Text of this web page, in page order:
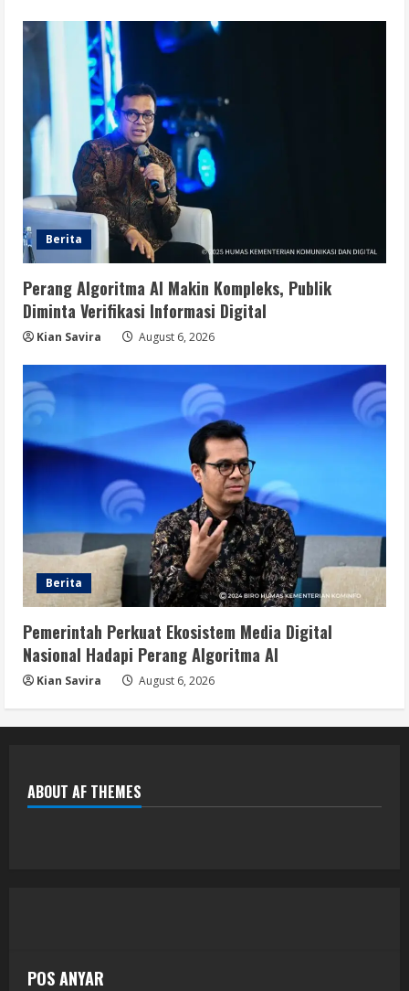
Berita
Perang Algoritma AI Makin Kompleks, Publik
Diminta Verifikasi Informasi Digital
Kian Savira August 6, 2026
Berita
Pemerintah Perkuat Ekosistem Media Digital
Nasional Hadapi Perang Algoritma AI
Kian Savira August 6, 2026
ABOUT AF THEMES
POS ANYAR